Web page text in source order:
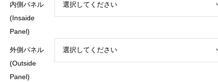
内側パネル
(Insaide
Panel)
外側パネル
(Outside
Panel)